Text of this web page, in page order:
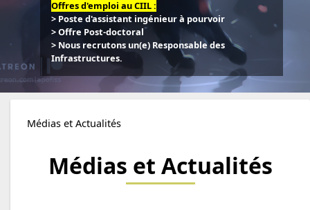
Offres d'emploi au CIIL :
> Poste d'assistant ingénieur à pourvoir
> Offre Post-doctoral
> Nous recrutons un(e) Responsable des
Infrastructures.
Médias et Actualités
Médias et Actualités